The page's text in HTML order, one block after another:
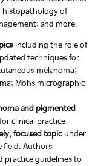
histopathology of
and more.
including the role of
techniques for
melanoma;
Mohs micrographic
and pigmented
clinical practice
focused topicunder
field. Authors
practice guidelines to